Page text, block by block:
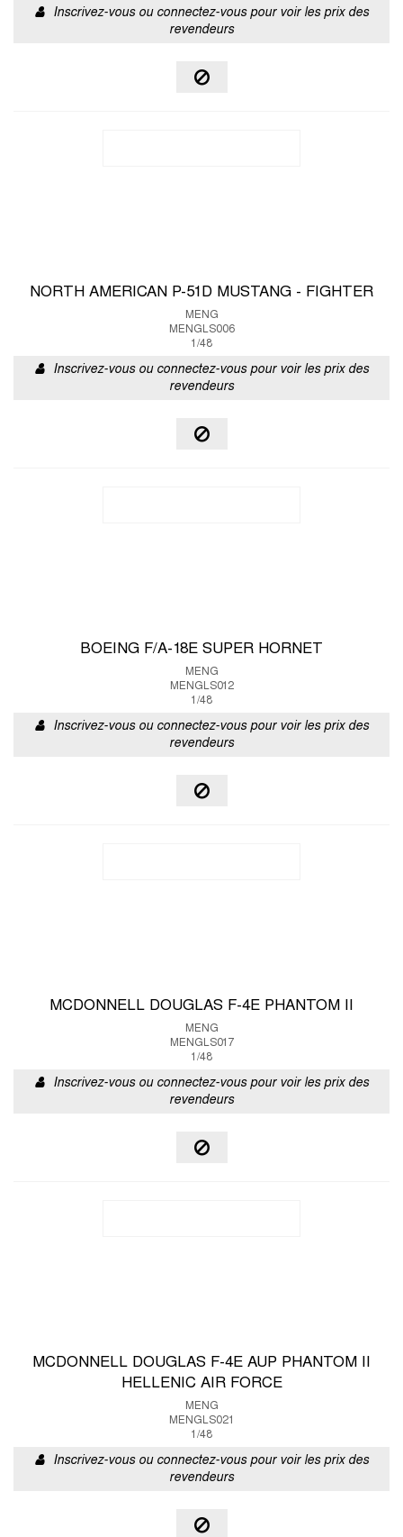
Inscrivez-vous ou connectez-vous pour voir les prix des
revendeurs
NORTH AMERICAN P-51D MUSTANG - FIGHTER
MENG
MENGLS006
1/48
Inscrivez-vous ou connectez-vous pour voir les prix des
revendeurs
BOEING F/A-18E SUPER HORNET
MENG
MENGLS012
1/48
Inscrivez-vous ou connectez-vous pour voir les prix des
revendeurs
MCDONNELL DOUGLAS F-4E PHANTOM II
MENG
MENGLS017
1/48
Inscrivez-vous ou connectez-vous pour voir les prix des
revendeurs
MCDONNELL DOUGLAS F-4E AUP PHANTOM II
HELLENIC AIR FORCE
MENG
MENGLS021
1/48
Inscrivez-vous ou connectez-vous pour voir les prix des
revendeurs